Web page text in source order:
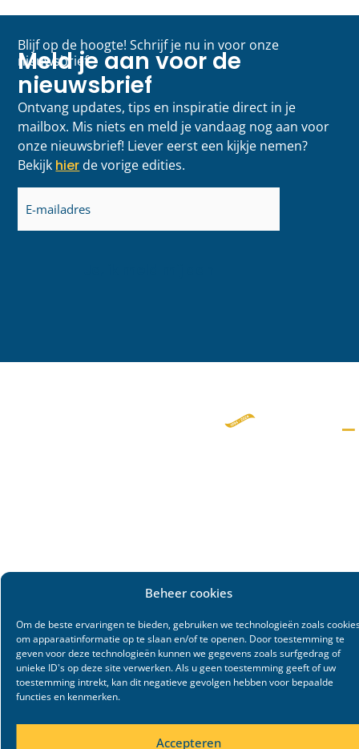
Beheer cookies
Om de beste ervaringen te bieden, gebruiken we technologieën zoals
om apparaatinformatie op te slaan en/of te openen. Door toestemming te
geven voor deze technologieën kunnen we gegevens zoals surfgedrag of
unieke ID's op deze site verwerken. Als u geen toestemming geeft of uw
toestemming intrekt, kan dit negatieve gevolgen hebben voor bepaalde
functies en kenmerken.
Accepteren
Blijf op de hoogte! Schrijf je nu in voor onze
nieuwsbrief
Meld je aan voor de
nieuwsbrief
Ontvang updates, tips en inspiratie direct in je
mailbox. Mis niets en meld je vandaag nog aan voor
onze nieuwsbrief! Liever eerst een kijkje nemen?
Bekijk hier de vorige edities.
E-
mailadres
(Vereist)